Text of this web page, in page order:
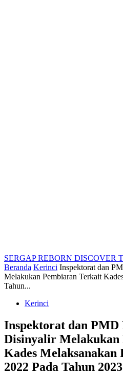
SERGAP REBORN DISCOVER
Beranda Kerinci Inspektorat dan
Melakukan Pembiaran Terkait
Tahun...
Kerinci
Inspektorat dan
Disinyalir Melakukan
Kades Melaksanakan
2022 Pada Tahun 2023